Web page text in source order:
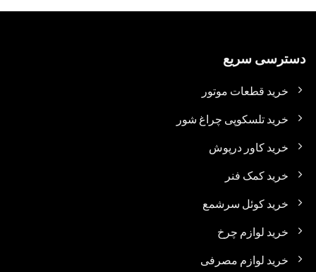
دسترسی سریع
خرید قطعات موتور
خرید تلسکوپی چراغ شور
خرید کاور درپوش
خرید کمک فنر
خرید کوئل سرشمع
خرید لوازم چرخ
خرید لوازم مصرفی